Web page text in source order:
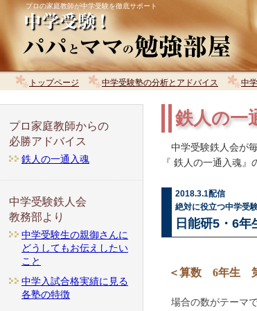
プロの家庭教師が中学受験を徹底サポート
トップページ 中学受験塾の分析とアドバイス 中
鉄人の一
中学受験鉄人会が
『 鉄人の一通入魂』
2018.3.1配信
絶対に役立つ中学受
日能研5・6
＜算数 6年生
場合の数がテーマで
プロ家庭教師からの
必勝アドバイス
鉄人の一通入魂
中学受験鉄人会
教務部より
中学受験生の親御さんに
どうしてもお伝えしたい
こと
中学入試合格実績に見る
各塾の特徴